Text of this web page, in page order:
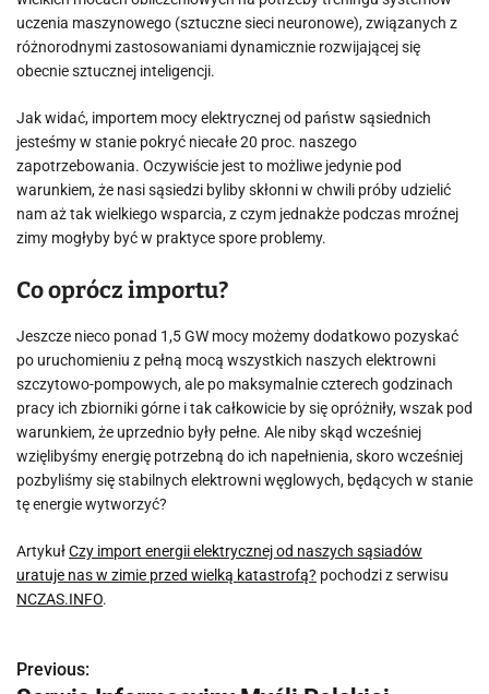
uczenia maszynowego (sztuczne sieci neuronowe), związanych z
różnorodnymi zastosowaniami dynamicznie rozwijającej się
obecnie sztucznej inteligencji.
Jak widać, importem mocy elektrycznej od państw sąsiednich
jesteśmy w stanie pokryć niecałe 20 proc. naszego
zapotrzebowania. Oczywiście jest to możliwe jedynie pod
warunkiem, że nasi sąsiedzi byliby skłonni w chwili próby udzielić
nam aż tak wielkiego wsparcia, z czym jednakże podczas mroźnej
zimy mogłyby być w praktyce spore problemy.
Co oprócz importu?
Jeszcze nieco ponad 1,5 GW mocy możemy dodatkowo pozyskać
po uruchomieniu z pełną mocą wszystkich naszych elektrowni
szczytowo-pompowych, ale po maksymalnie czterech godzinach
pracy ich zbiorniki górne i tak całkowicie by się opróżniły, wszak pod
warunkiem, że uprzednio były pełne. Ale niby skąd wcześniej
wzięlibyśmy energię potrzebną do ich napełnienia, skoro wcześniej
pozbyliśmy się stabilnych elektrowni węglowych, będących w stanie
tę energie wytworzyć?
ArtykułCzy import energii elektrycznej od naszych sąsiadów
uratuje nas w zimie przed wielką katastrofą? pochodzi z serwisu
NCZAS.INFO.
N
Previous: